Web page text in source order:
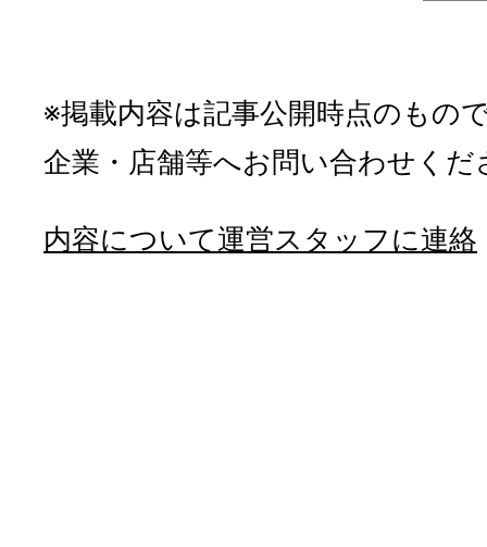
※掲載内容は記事公開時点のもの
企業・店舗等へお問い合わせくだ
内容について運営スタッフに連絡